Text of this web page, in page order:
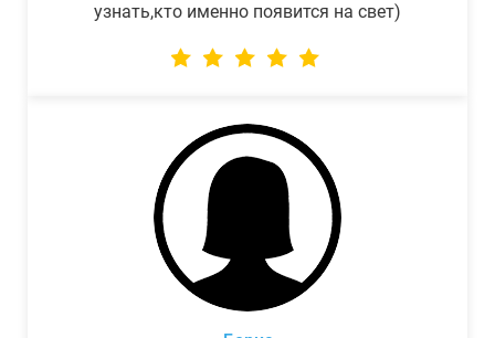
узнать,кто именно появится на свет)